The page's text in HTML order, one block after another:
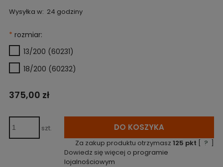
Wysyłka w: 24 godziny
* rozmiar:
13/200 (60231)
18/200 (60232)
375,00 zł
szt. DO KOSZYKA
Za zakup produktu otrzymasz125 pkt [ ? ]
Dowiedz się więcej o programie
lojalnościowym